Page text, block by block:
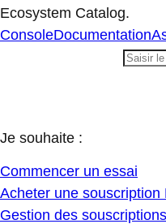
Ecosystem Catalog.
ConsoleDocumentation
Je souhaite :
Commencer un essai
Acheter une souscription
Gestion des souscriptions